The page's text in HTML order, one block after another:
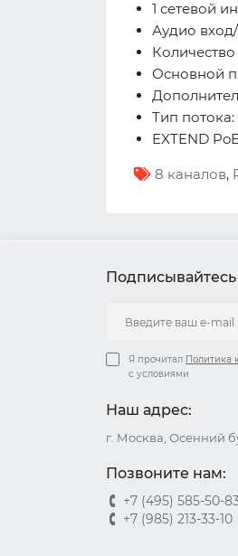
1 сетевой
Аудио вход/
Основной
Тип
EXTEND
8 каналов,
Я прочитал Политика
с условиями
Наш адрес:
г. Москва, Осенний
Позвоните нам:
+7 (495) 585-50-83
+7 (985) 213-33-10